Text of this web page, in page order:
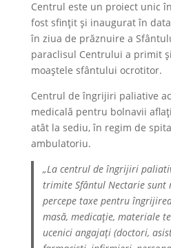
Centrul este un proiect unic
fost sfinţit și inaugurat în
în ziua de prăznuire a
paraclisul Centrului a primit
moaștele sfântului ocrotitor.
Centrul de îngrijiri paliative
medicală pentru bolnavii
atât la sediu, în regim de
ambulatoriu.
„La centrul de îngrijiri
trimite Sfântul Nectarie sunt
percepe taxe pentru
masă, medicație, materiale
ucenici angajați (doctori,